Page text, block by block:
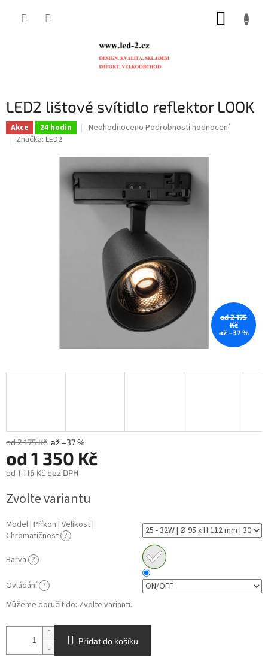
LED2 lištové svítidlo reflektor LOOK
Akce 24 hodin
Průměrné
je
0,0
hvězdiček.
Neohodnoceno Podrobnosti hodnocení
Značka: LED2
od 2 175
Kč
až –37 %
od 2 175 Kč až –37 %
od 1 350 Kč
od 1 116 Kč bez DPH
cena:
Zvolte variantu
Model | Příkon | Velikost |
Chromatičnost ?
Barva ?
Ovládání ?
Můžeme doručit do: Zvolte variantu
Přidat do košíku